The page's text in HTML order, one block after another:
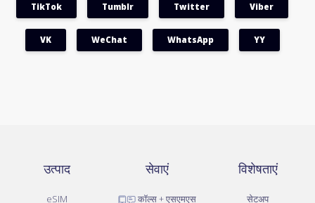
TikTok Tumblr Twitter Viber
VK WeChat WhatsApp YY
उत्पाद
eSIM
सेवाएं
कॉल्स + एसएमएस
विशेषताएं
सेटअप